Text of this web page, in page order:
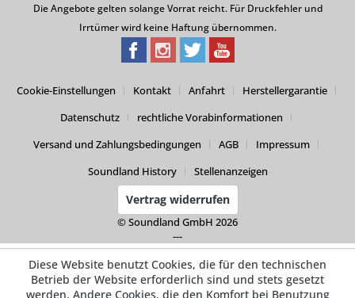
Die Angebote gelten solange Vorrat reicht. Für Druckfehler und
Irrtümer wird keine Haftung übernommen.
Cookie-Einstellungen Kontakt Anfahrt
Herstellergarantie
Datenschutz
rechtliche Vorabinformationen
Versand und Zahlungsbedingungen
AGB
Impressum
Soundland History
Stellenanzeigen
Vertrag widerrufen
© Soundland GmbH 2026
---
Diese Website benutzt Cookies, die für den technischen
Betrieb der Website erforderlich sind und stets gesetzt
werden. Andere Cookies, die den Komfort bei Benutzung